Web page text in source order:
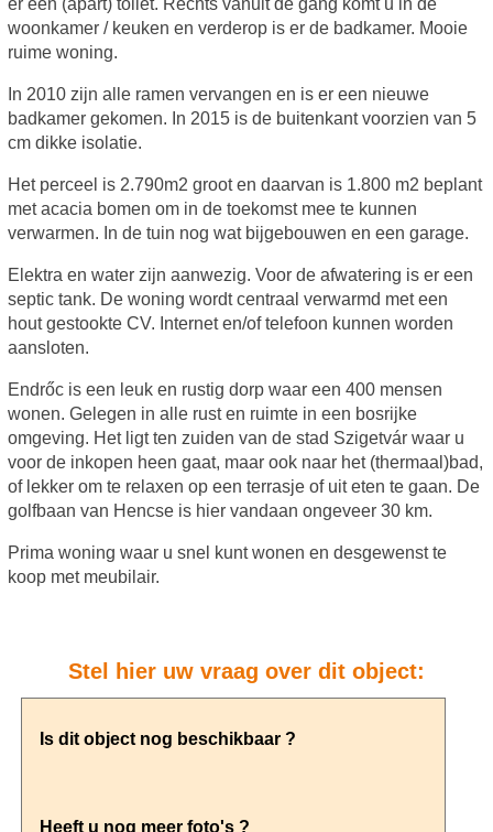
er een (apart) toilet. Rechts vanuit de gang komt u in de
woonkamer / keuken en verderop is er de badkamer. Mooie
ruime woning.
In 2010 zijn alle ramen vervangen en is er een nieuwe
badkamer gekomen. In 2015 is de buitenkant voorzien van 5
cm dikke isolatie.
Het perceel is 2.790m2 groot en daarvan is 1.800 m2 beplant
met acacia bomen om in de toekomst mee te kunnen
verwarmen. In de tuin nog wat bijgebouwen en een garage.
Elektra en water zijn aanwezig. Voor de afwatering is er een
septic tank. De woning wordt centraal verwarmd met een
hout gestookte CV. Internet en/of telefoon kunnen worden
aansloten.
Endrőc is een leuk en rustig dorp waar een 400 mensen
wonen. Gelegen in alle rust en ruimte in een bosrijke
omgeving. Het ligt ten zuiden van de stad Szigetvár waar u
voor de inkopen heen gaat, maar ook naar het (thermaal)bad,
of lekker om te relaxen op een terrasje of uit eten te gaan. De
golfbaan van Hencse is hier vandaan ongeveer 30 km.
Prima woning waar u snel kunt wonen en desgewenst te
koop met meubilair.
Stel hier uw vraag over dit object: